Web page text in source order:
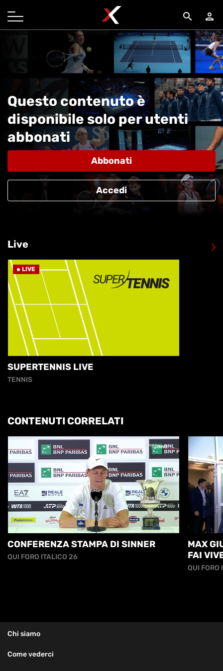
search person
Questo contenuto è
disponibile solo per utenti
abbonati
Abbonati
Accedi
Live
LIVE
SUPERTENNIS LIVE
TENNIS
CONTENUTI CORRELATI
CONFERENZA STAMPA DI SINNER
QUI FORO ITALICO 26
MAX
FAI
QUI FORO
Chi siamo
Come vederci